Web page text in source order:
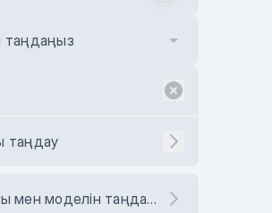
таңдаңыз
таңдау
Маркасы мен моделін таңдаңыз